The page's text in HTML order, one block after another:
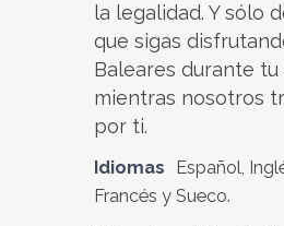
la legalidad. Y sólo
que sigas
Baleares durante tu
mientras nosotros
por ti.
Idiomas
Español,
Francés y Sueco.